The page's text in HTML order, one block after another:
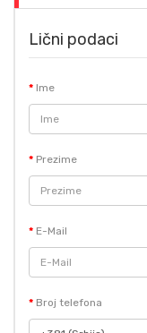
Lični podaci
Ime
Prezime
E-Mail
Broj telefona